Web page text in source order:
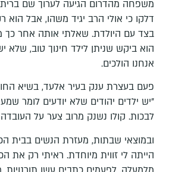
משפחה מהדרום הגיעה לערוך שם ברית
דלקו כי אולי הרב יגיד משהו, אבל
בצד עם היולדת. שאלתי אותה אחר כך
הוא ביקש שניתן לילד חינוך טוב, שלא
אנחנו הולכים.
פעם בעצרת ענק בעיר אלעד, בשיא
"יש ילדים יהודים שלא יודעים לומר
לבכות. קולו נשנק מרוב צער על העובדה
ובמוצאי שבתות, מעזרת הנשים בבית
הייתה לי זווית מיוחדת. ראיתי רק את